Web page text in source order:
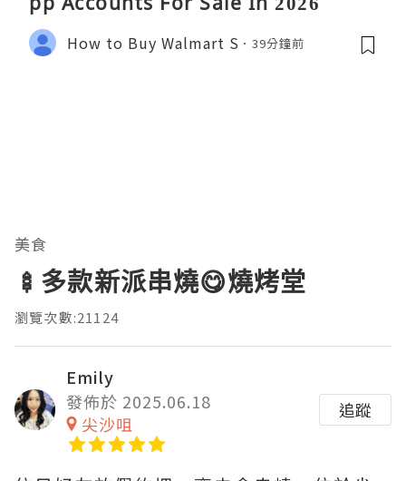
How to Buy Walmart S 39分鐘前
美食
🍢多款新派串燒😋燒烤堂
瀏覽次數:21124
Emily
發佈於 2025.06.18
尖沙咀
追蹤